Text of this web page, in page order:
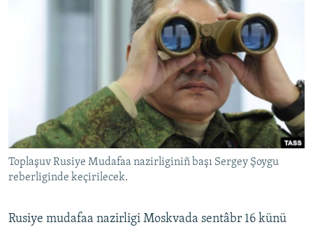
Русский
Українською
Toplaşuv Rusiye Mudafaa nazirliginiñ başı Sergey Şoygu
reberliginde keçirilecek.
Rusiye mudafaa nazirligi Moskvada sentâbr 16 künü